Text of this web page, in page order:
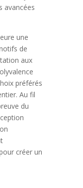
avancées
une
de
aux
préférés
Au fil
du
créer un